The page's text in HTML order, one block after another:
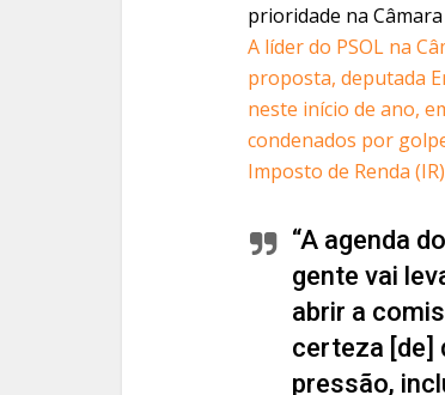
prioridade na
A líder do PSOL na
proposta, deputada
neste início de ano,
condenados por
Imposto de Renda
“A agenda
gente vai
abrir a
certeza [de]
pressão,